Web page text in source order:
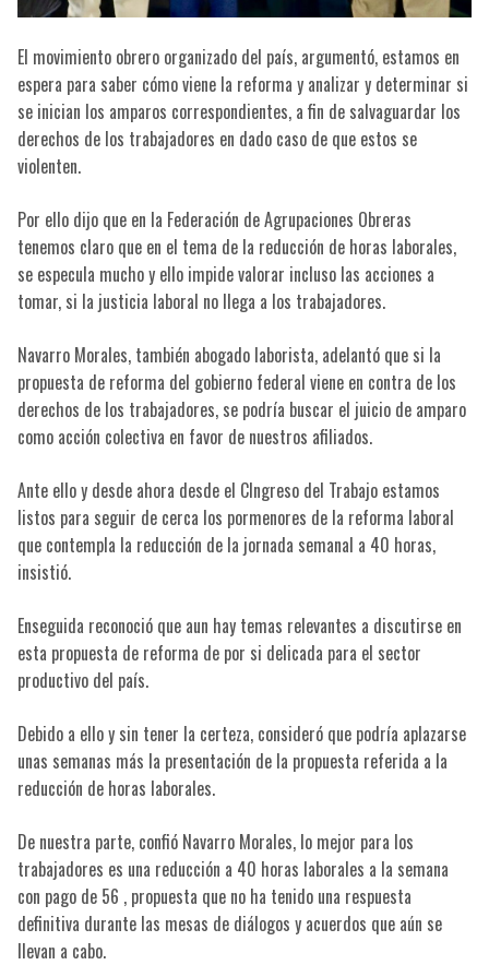
El movimiento obrero organizado del país, argumentó, estamos en
espera para saber cómo viene la reforma y analizar y determinar si
se inician los amparos correspondientes, a fin de salvaguardar los
derechos de los trabajadores en dado caso de que estos se
violenten.
Por ello dijo que en la Federación de Agrupaciones Obreras
tenemos claro que en el tema de la reducción de horas laborales,
se especula mucho y ello impide valorar incluso las acciones a
tomar, si la justicia laboral no llega a los trabajadores.
Navarro Morales, también abogado laborista, adelantó que si la
propuesta de reforma del gobierno federal viene en contra de los
derechos de los trabajadores, se podría buscar el juicio de amparo
como acción colectiva en favor de nuestros afiliados.
Ante ello y desde ahora desde el Clngreso del Trabajo estamos
listos para seguir de cerca los pormenores de la reforma laboral
que contempla la reducción de la jornada semanal a 40 horas,
insistió.
Enseguida reconoció que aun hay temas relevantes a discutirse en
esta propuesta de reforma de por si delicada para el sector
productivo del país.
Debido a ello y sin tener la certeza, consideró que podría aplazarse
unas semanas más la presentación de la propuesta referida a la
reducción de horas laborales.
De nuestra parte, confió Navarro Morales, lo mejor para los
trabajadores es una reducción a 40 horas laborales a la semana
con pago de 56 , propuesta que no ha tenido una respuesta
definitiva durante las mesas de diálogos y acuerdos que aún se
llevan a cabo.